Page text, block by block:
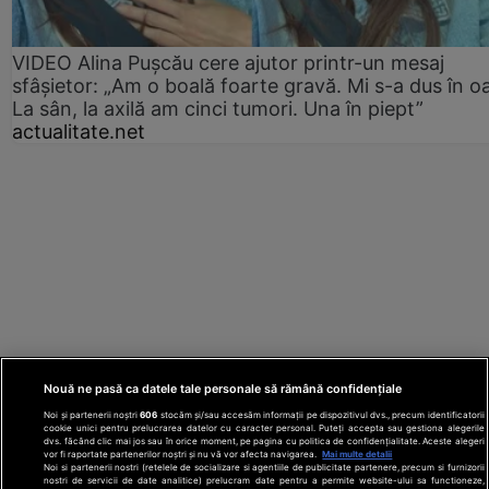
VIDEO Alina Pușcău cere ajutor printr-un mesaj
sfâșietor: „Am o boală foarte gravă. Mi s-a dus în
La sân, la axilă am cinci tumori. Una în piept”
actualitate.net
Nouă ne pasă ca datele tale personale să rămână confidențiale
Noi și partenerii noștri606 stocăm și/sau accesăm informații pe dispozitivul dvs., precum identificatorii
cookie unici pentru prelucrarea datelor cu caracter personal. Puteți accepta sau gestiona alegerile
dvs. făcând clic mai jos sau în orice moment, pe pagina cu politica de confidențialitate. Aceste alegeri
vor fi raportate partenerilor noștri și nu vă vor afecta navigarea.
Mai multe detalii
Noi si partenerii nostri (retelele de socializare si agentiile de publicitate partenere, precum si furnizorii
nostri de servicii de date analitice) prelucram date pentru a permite website-ului sa functioneze,